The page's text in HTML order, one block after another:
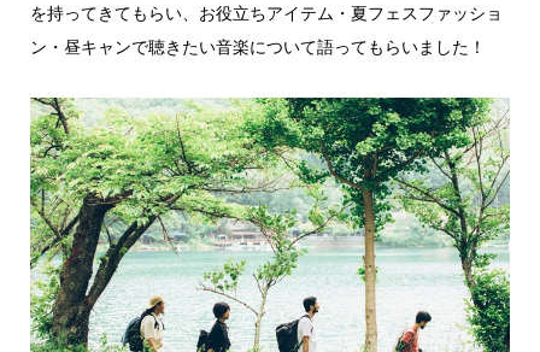
を持ってきてもらい、お役立ちアイテム・夏フェスファッショ
ン・昼キャンで聴きたい音楽について語ってもらいました！